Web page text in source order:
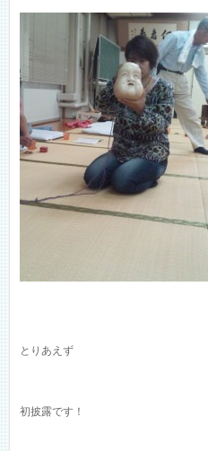
とりあえず
初披露です！